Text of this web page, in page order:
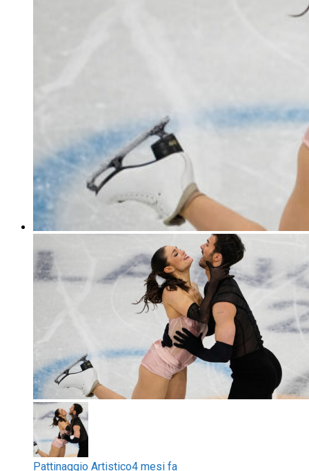
Pattinaggio Artistico4 mesi fa